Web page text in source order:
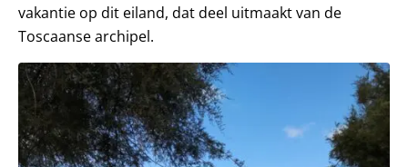
vakantie op dit eiland, dat deel uitmaakt van de
Toscaanse archipel.